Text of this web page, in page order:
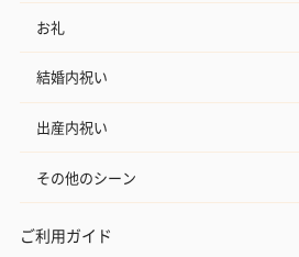
お礼
結婚内祝い
出産内祝い
その他のシーン
ご利用ガイド